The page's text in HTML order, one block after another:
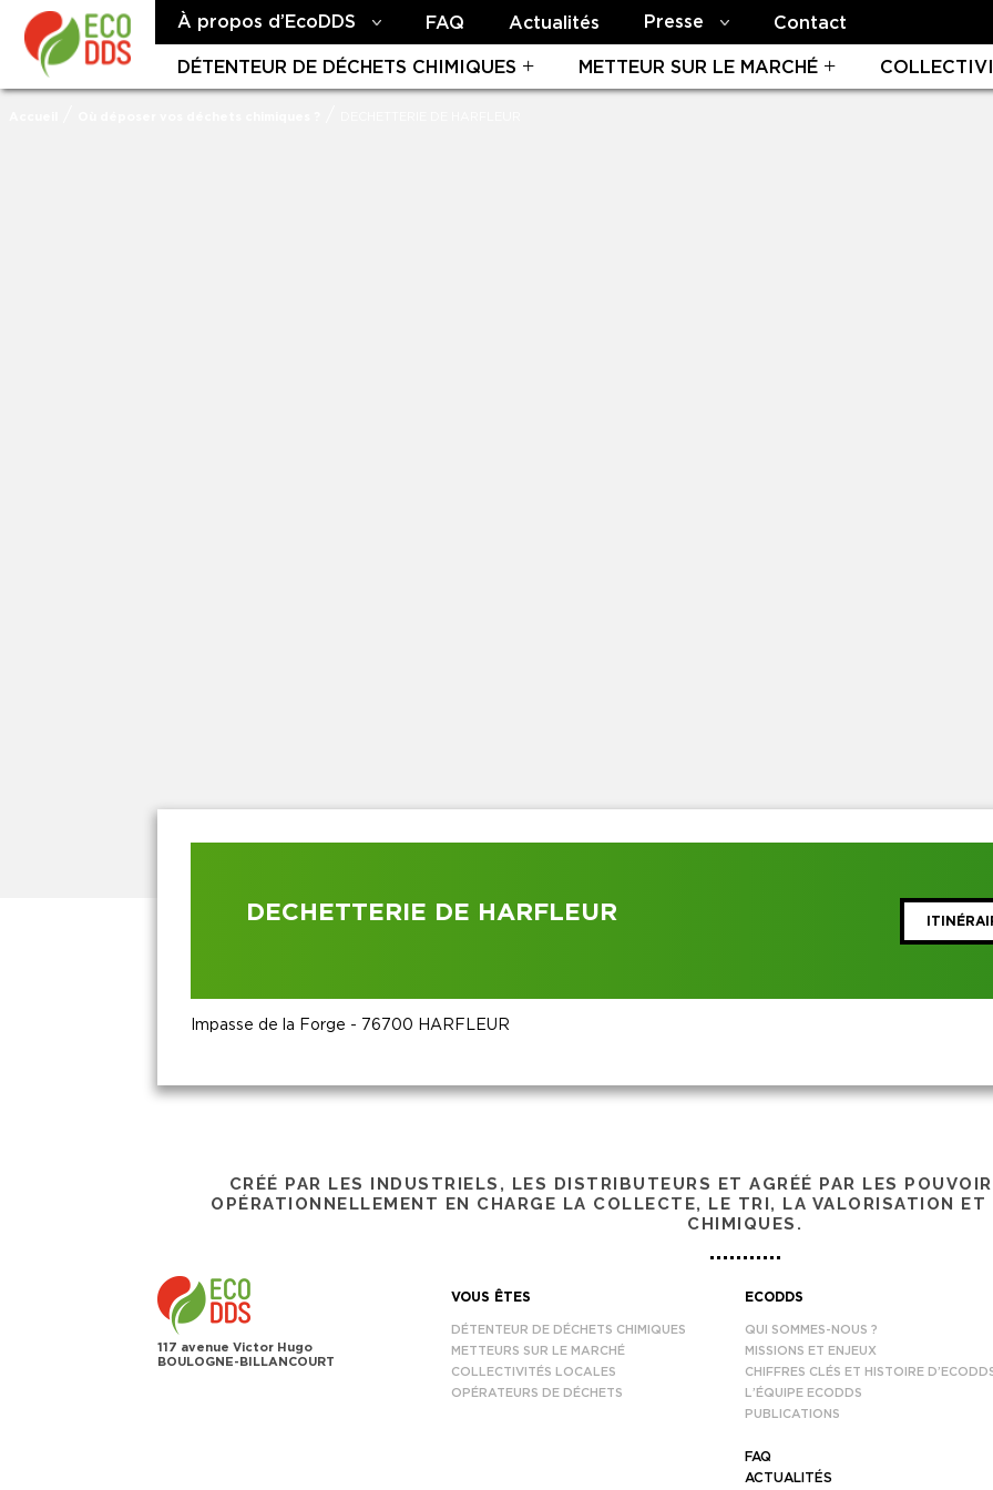
À propos d’EcoDDS FAQ Actualités Presse Contact
DÉTENTEUR DE DÉCHETS CHIMIQUES METTEUR SUR LE MARCHÉ
DECHETTERIE DE HARFLEUR
Impasse de la Forge - 76700 HARFLEUR
CRÉÉ PAR LES INDUSTRIELS, LES DISTRIBUTEURS ET AGRÉÉ PAR LES
OPÉRATIONNELLEMENT EN CHARGE LA COLLECTE, LE TRI, LA VALORISATION ET
CHIMIQUES.
117 avenue Victor Hugo
BOULOGNE-BILLANCOURT
VOUS ÊTES
DÉTENTEUR DE DÉCHETS CHIMIQUES
METTEURS SUR LE MARCHÉ
COLLECTIVITÉS LOCALES
OPÉRATEURS DE DÉCHETS
ECODDS
QUI SOMMES-NOUS ?
MISSIONS ET ENJEUX
CHIFFRES CLÉS ET HISTOIRE
L’ÉQUIPE ECODDS
PUBLICATIONS
FAQ
ACTUALITÉS